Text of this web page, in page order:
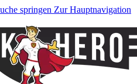
springen Zur Hauptnavigation